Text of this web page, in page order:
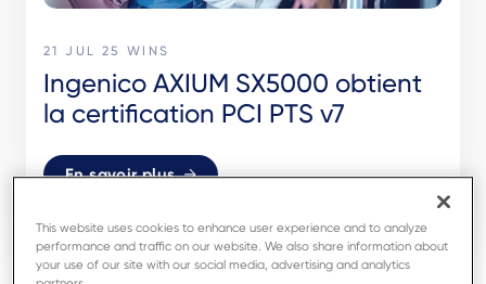
21 JUL 25 WINS
Ingenico AXIUM SX5000 obtient
la certification PCI PTS v7
En savoir plus
This website uses cookies to enhance user experience and to analyze
performance and traffic on our website. We also share information about
your use of our site with our social media, advertising and analytics